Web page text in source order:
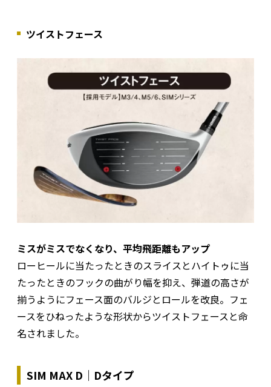
ツイストフェース
ミスがミスでなくなり、平均飛距離もアップ
ローヒールに当たったときのスライスとハイトゥに当
たったときのフックの曲がり幅を抑え、弾道の高さが
揃うようにフェース面のバルジとロールを改良。フェ
ースをひねったような形状からツイストフェースと命
名されました。
SIM MAX D｜Dタイプ